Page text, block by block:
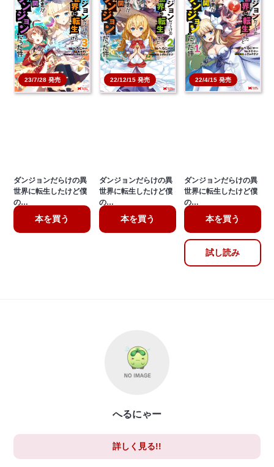
23/7/28 発売
ダンジョンだらけの異
世界に転生したけど僕
の…
本を買う
22/12/15 発売
ダンジョンだらけの異
世界に転生したけど僕
の…
本を買う
22/4/15 発売
ダンジョンだらけの異
世界に転生したけど僕
の…
本を買う
試し読み
へるにゃー
詳しく見る!!